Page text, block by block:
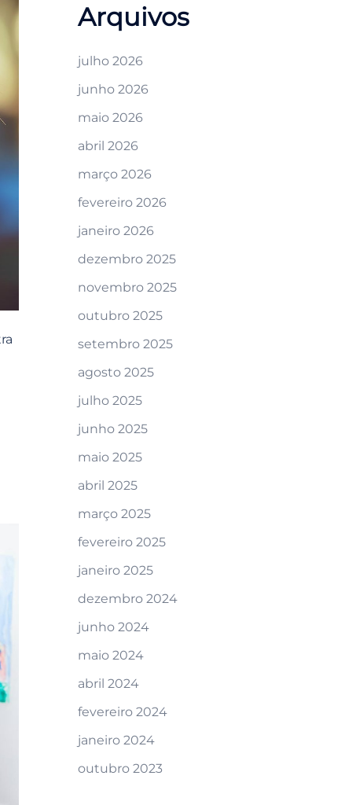
Arquivos
julho 2026
junho 2026
maio 2026
abril 2026
março 2026
fevereiro 2026
janeiro 2026
dezembro 2025
novembro 2025
outubro 2025
setembro 2025
agosto 2025
julho 2025
junho 2025
maio 2025
abril 2025
março 2025
fevereiro 2025
janeiro 2025
dezembro 2024
junho 2024
maio 2024
abril 2024
fevereiro 2024
janeiro 2024
outubro 2023